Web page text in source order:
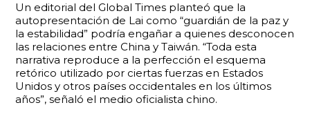
Un editorial del Global Times planteó que la
autopresentación de Lai como “guardián de la paz y
la estabilidad” podría engañar a quienes desconocen
las relaciones entre China y Taiwán. “Toda esta
narrativa reproduce a la perfección el esquema
retórico utilizado por ciertas fuerzas en Estados
Unidos y otros países occidentales en los últimos
años”, señaló el medio oficialista chino.